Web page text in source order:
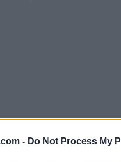
- Do Not Process My